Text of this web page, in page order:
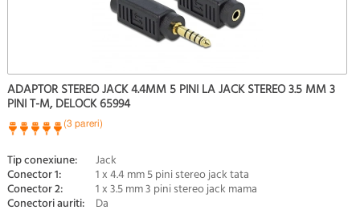
ADAPTOR STEREO JACK 4.4MM 5 PINI LA JACK STEREO 3.5 MM 3
PINI T-M, DELOCK 65994
(3 pareri)
Tip conexiune: Jack
Conector 1: 1 x 4.4 mm 5 pini stereo jack tata
Conector 2: 1 x 3.5 mm 3 pini stereo jack mama
Conectori auriti: Da